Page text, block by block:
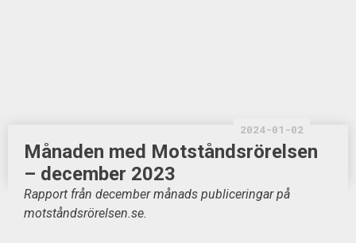
2024-01-02
Månaden med Motståndsrörelsen
– december 2023
Rapport från december månads publiceringar på
motståndsrörelsen.se.